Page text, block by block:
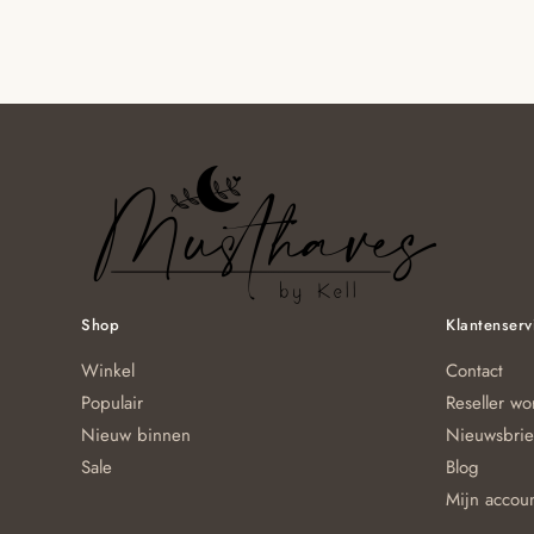
Shop
Winkel
Populair
Nieuw binnen
Sale
Contact
Reseller
Blog
Mijn